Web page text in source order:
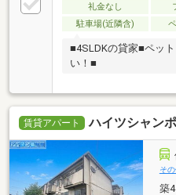
礼金なし
駐車場(近隣含)
■4SLDKの貸家■ペッ
い！■
賃貸アパート ハイツシャン
そ
築